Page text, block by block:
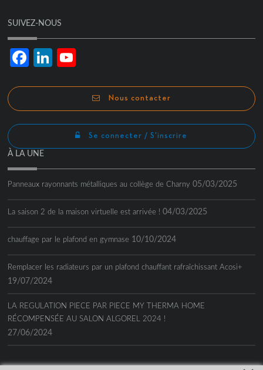
SUIVEZ-NOUS
FacebookLinkedIn
Nous contacter
Se connecter / S'inscrire
À LA UNE
Panneaux rayonnants métalliques au collège de Charny 05/03/2025
La saison 2 de la maison virtuelle est arrivée ! 04/03/2025
chauffage par le plafond en gymnase 10/10/2024
Remplacer les radiateurs par un plafond chauffant rafraîchissant Acosi+
19/07/2024
LA REGULATION PIECE PAR PIECE MY THERMA HOME
RÉCOMPENSÉE AU SALON ALGOREL 2024 !
27/06/2024